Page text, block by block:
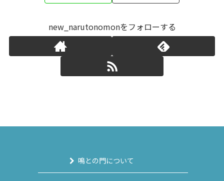
new_narutonomonをフォローする
鳴との門について